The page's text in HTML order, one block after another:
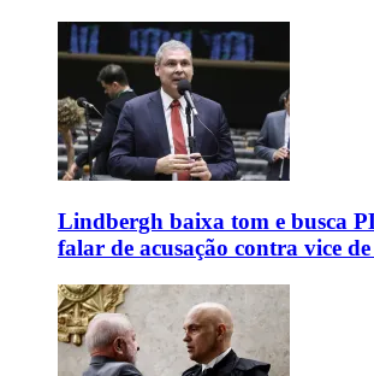
Lindbergh baixa tom e busca
falar de acusação contra vice